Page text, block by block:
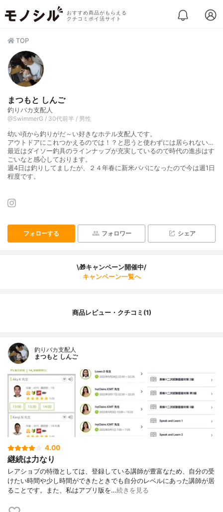
おすすめ商品がもらえる
クチコミポイ活サイト
TOP
まつもと しんご
釣りバカ支配人
@SwimmerG / 30代前半 / 男性
幼い頃から釣りがだ～い好きなホテル支配人です。
アウトドアにこれつかえるのでは！？と思うと使わずには居られない…
最近はダイソー釣具のラインナップが充実しているので時代の進歩はす
ごいなと感心しております。
週4日は釣りしてましたが、２４年春に新米パパになったので今は週1日
程度です。
フォローする フォロワー シェア
\🎁キャンペーン開催中/
キャンペーン一覧へ
商品レビュー・クチコミ(1)
釣りバカ支配人
まつもと しんご
4.00
継続は力なり
レアショブの特徴としては、登録している講師が豊富なため、自分の受
けたい時間や少し時間ができたときでも自分のレベルにあった講師が居
ることです。また、私はアプリ版を…続きを見る